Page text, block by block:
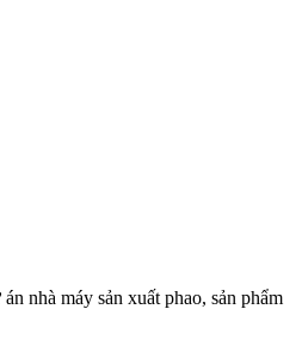
nhà máy sản xuất phao, sản phẩm